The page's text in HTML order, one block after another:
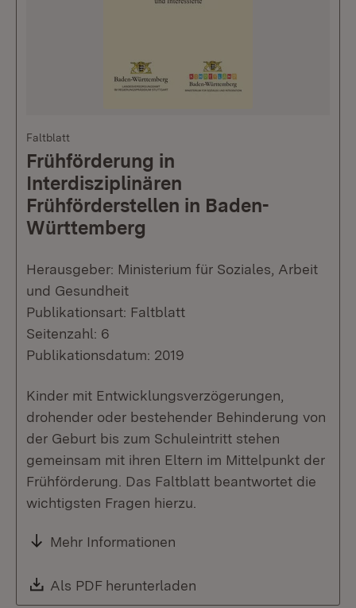
Faltblatt
Frühförderung in
Interdisziplinären
Frühförderstellen in Baden-
Württemberg
Herausgeber: Ministerium für Soziales, Arbeit
und Gesundheit
Publikationsart: Faltblatt
Seitenzahl: 6
Publikationsdatum: 2019
Kinder mit Entwicklungsverzögerungen,
drohender oder bestehender Behinderung von
der Geburt bis zum Schuleintritt stehen
gemeinsam mit ihren Eltern im Mittelpunkt der
Frühförderung. Das Faltblatt beantwortet die
wichtigsten Fragen hierzu.
Mehr Informationen
Download:
Als PDF herunterladen